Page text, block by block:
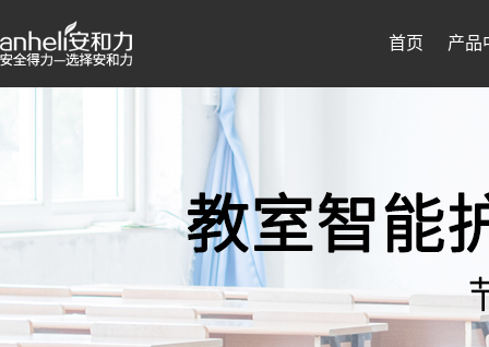
首页 产品